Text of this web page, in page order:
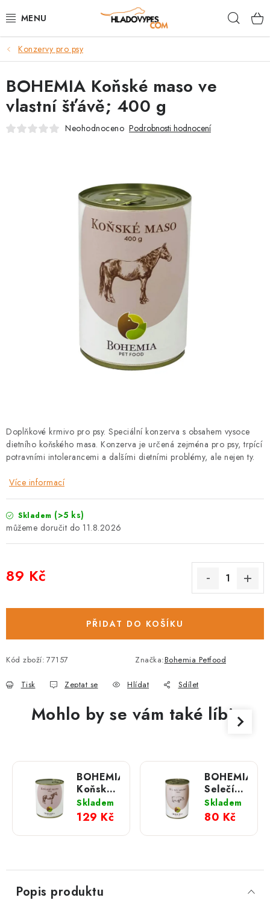
na
POTŘEBY PRO PSY
TAMI PŘEPRAVNÍ BOXY
SPORT SE PSEM
VĚRNOSTNÍ PROGRAM
VÝMĚNA, VRÁCENÍ A REKLAMACE
Podmínky ochrany osobních údajů
Zásady použivání souboru cookies
Hodnocení obchodu
Konzervy pro psy
Doplňkové krmivo pro psy. Speciální konzerva s obsahem vysoce
dietního koňského masa. Konzerva je určená zejména pro psy, trpící
potravními intolerancemi a dalšími dietními problémy, ale nejen ty.
Více informací
Skladem (>5 ks)
11.8.2026
89 Kč
PŘIDAT DO KOŠÍKU
Kód zboží: 77157 Značka:Bohemia Petfood
Tisk Zeptat se Hlídat Sdílet
BOHEMIA Koňské maso ve
vlastní šťávě; 400 g
Neohodnoceno Podrobnosti hodnocení
Mohlo by se vám také líbit
BOHEMIA
Koňské
maso ve
vlastní
šťávě;
800 g
Skladem
129 Kč
BOHEMIA
Selečí
maso ve
vlastní
šťávě;
400 g
Skladem
80 Kč
Popis produktu